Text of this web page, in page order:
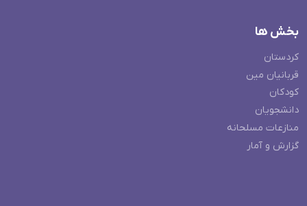
بخش ها
کردستان
قربانیان مین
کودکان
دانشجویان
منازعات مسلحانه
گزارش و آمار